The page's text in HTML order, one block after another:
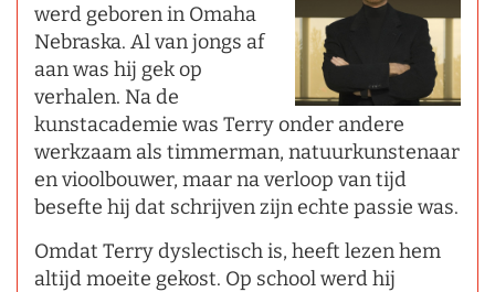
werd geboren in Omaha
Nebraska. Al van jongs af
aan was hij gek op
verhalen. Na de
kunstacademie was Terry onder andere
werkzaam als timmerman, natuurkunstenaar
en vioolbouwer, maar na verloop van tijd
besefte hij dat schrijven zijn echte passie was.
Omdat Terry dyslectisch is, heeft lezen hem
altijd moeite gekost. Op school werd hij